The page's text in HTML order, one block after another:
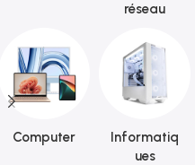
réseau
Computer
Informatiq
ues